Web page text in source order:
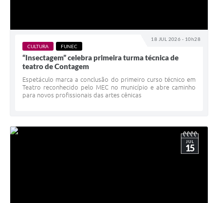
18 JUL 2026 - 10h28
CULTURA FUNEC
“Insectagem” celebra primeira turma técnica de
teatro de Contagem
Espetáculo marca a conclusão do primeiro curso técnico em
Teatro reconhecido pelo MEC no município e abre caminho
para novos profissionais das artes cênicas
JUL
15